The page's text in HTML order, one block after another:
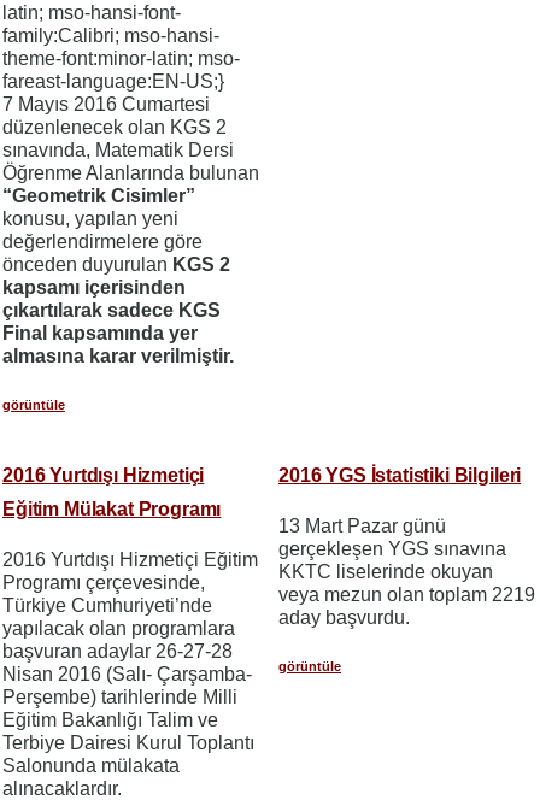
latin; mso-hansi-font-
family:Calibri; mso-hansi-
theme-font:minor-latin; mso-
fareast-language:EN-US;}
7 Mayıs 2016 Cumartesi
düzenlenecek olan KGS 2
sınavında, Matematik Dersi
Öğrenme Alanlarında bulunan
“Geometrik Cisimler”
konusu, yapılan yeni
değerlendirmelere göre
önceden duyurulan KGS 2
kapsamı içerisinden
çıkartılarak sadece KGS
Final kapsamında yer
almasına karar verilmiştir.
görüntüle
2016 Yurtdışı Hizmetiçi
Eğitim Mülakat Programı
2016 Yurtdışı Hizmetiçi Eğitim
Programı çerçevesinde,
Türkiye Cumhuriyeti’nde
yapılacak olan programlara
başvuran adaylar 26-27-28
Nisan 2016 (Salı- Çarşamba-
Perşembe) tarihlerinde Milli
Eğitim Bakanlığı Talim ve
Terbiye Dairesi Kurul Toplantı
Salonunda mülakata
alınacaklardır.
2016 YGS İstatistiki Bilgileri
13 Mart Pazar günü
gerçekleşen YGS sınavına
KKTC liselerinde okuyan
veya mezun olan toplam 2219
aday başvurdu.
görüntüle